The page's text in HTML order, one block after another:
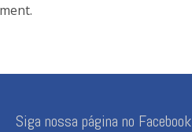
Siga nossa página no Facebook